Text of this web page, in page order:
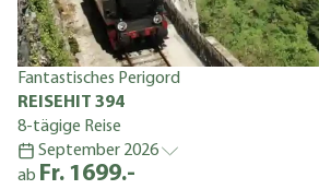
Fantastisches Perigord
REISEHIT 394
8-tägige Reise
September 2026
ab Fr. 1699.-